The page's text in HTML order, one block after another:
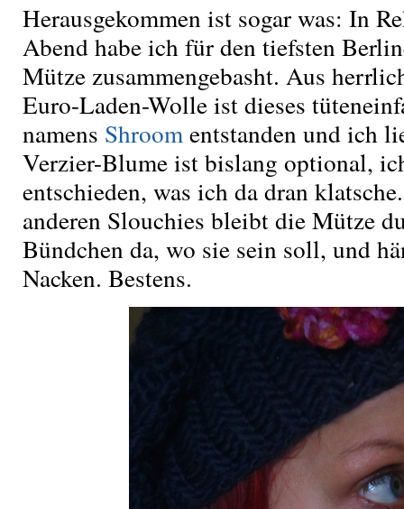
Herausgekommen ist sogar was: In
Abend habe ich für den tiefsten
Mütze zusammengebasht. Aus
Euro-Laden-Wolle ist dieses
namens Shroomentstanden und ich
Verzier-Blume ist bislang optional,
entschieden, was ich da dran
anderen Slouchies bleibt die Mütze
Bündchen da, wo sie sein soll, und
Nacken. Bestens.